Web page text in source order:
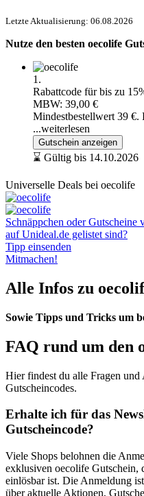
Letzte Aktualisierung: 06.08.2026
Nutze den besten oecolife
1.
Rabattcode für bis zu
MBW: 39,00 €
Mindestbestellwert 39 €.
...weiterlesen
Gutschein anzeigen
⌛ Gültig bis 14.10.2026
Universelle Deals bei oecolife
Schnäppchen oder Gutscheine
auf Unideal.de gelistet sind?
Tipp einsenden
Mitmachen!
Alle Infos zu
Sowie Tipps und Tricks um
FAQ rund um den
Hier findest du alle Fragen
Gutscheincodes.
Erhalte ich für das
Gutscheincode?
Viele Shops belohnen die
exklusiven oecolife Gutschein,
einlösbar ist. Die Anmeldung
über aktuelle Aktionen,